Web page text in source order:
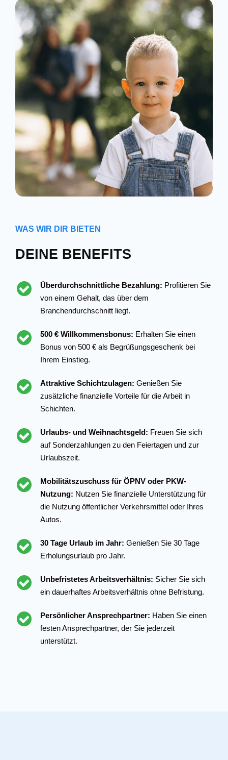
WAS WIR DIR BIETEN
DEINE BENEFITS
Überdurchschnittliche Bezahlung: Profitieren Sie
von einem Gehalt, das über dem
Branchendurchschnitt liegt.
500 € Willkommensbonus: Erhalten Sie einen
Bonus von 500 € als Begrüßungsgeschenk bei
Ihrem Einstieg.
Attraktive Schichtzulagen: Genießen Sie
zusätzliche finanzielle Vorteile für die Arbeit in
Schichten.
Urlaubs- und Weihnachtsgeld: Freuen Sie sich
auf Sonderzahlungen zu den Feiertagen und zur
Urlaubszeit.
Mobilitätszuschuss für ÖPNV oder PKW-
Nutzung: Nutzen Sie finanzielle Unterstützung für
die Nutzung öffentlicher Verkehrsmittel oder Ihres
Autos.
30 Tage Urlaub im Jahr: Genießen Sie 30 Tage
Erholungsurlaub pro Jahr.
Unbefristetes Arbeitsverhältnis: Sicher Sie sich
ein dauerhaftes Arbeitsverhältnis ohne Befristung.
Persönlicher Ansprechpartner: Haben Sie einen
festen Ansprechpartner, der Sie jederzeit
unterstützt.